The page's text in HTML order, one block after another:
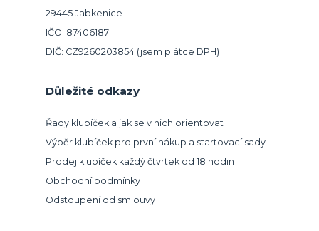
29445 Jabkenice
IČO: 87406187
DIČ: CZ9260203854 (jsem plátce DPH)
Důležité odkazy
Řady klubíček a jak se v nich orientovat
Výběr klubíček pro první nákup a startovací sady
Prodej klubíček každý čtvrtek od 18 hodin
Obchodní podmínky
Odstoupení od smlouvy